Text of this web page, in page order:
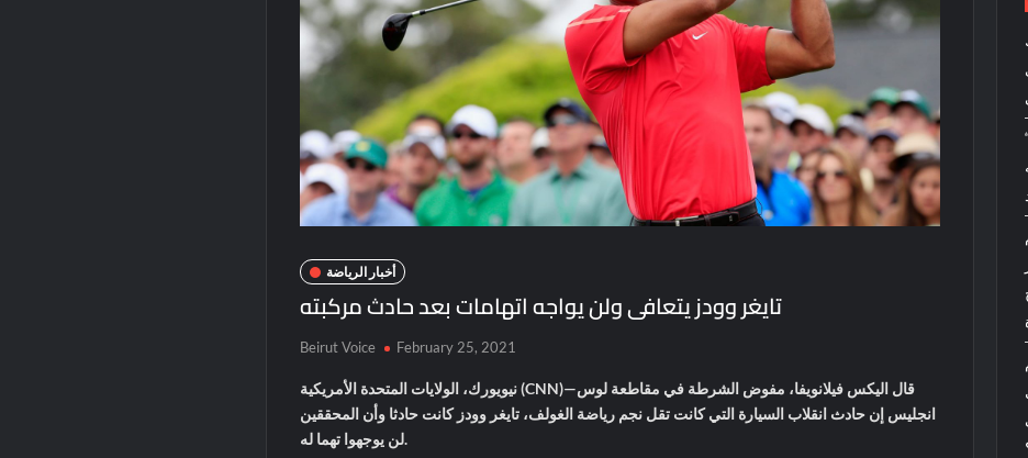
أخبار الرياضة
تايغر وودز يتعافى ولن يواجه اتهامات بعد حادث مركبته
Beirut Voice February 25, 2021
نيويورك، الولايات المتحدة الأمريكية (CNN)—قال اليكس فيلانويفا، مفوض الشرطة في مقاطعة لوس
انجليس إن حادث انقلاب السيارة التي كانت تقل نجم رياضة الغولف، تايغر وودز كانت حادثا وأن المحققين
لن يوجهوا تهما له.
“عشماوي”.. محمد رمضان